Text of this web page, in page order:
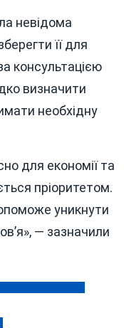
невідома
її для
консультацією
визначити
необхідну
для економії та
пріоритетом.
уникнути
— зазначили